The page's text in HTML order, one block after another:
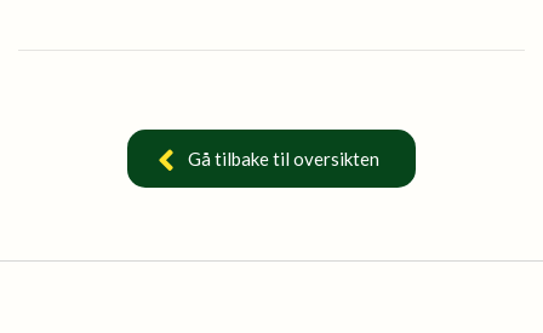
Gå tilbake til oversikten